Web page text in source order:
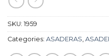
SKU: 1959
Categories: ASADERAS,